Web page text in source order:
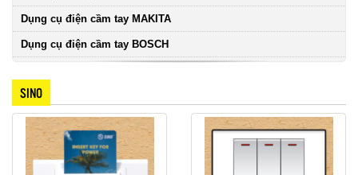
Dụng cụ điện cầm tay MAKITA
Dụng cụ điện cầm tay BOSCH
SINO